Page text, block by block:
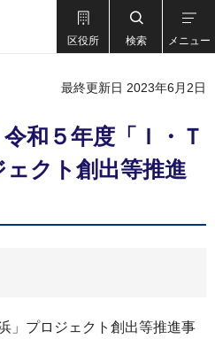
区役所 検索 メニュー
最終更新日 2023年6月2日
令和５年度「Ｉ・Ｔ
ェクト創出等推進
」プロジェクト創出等推進事